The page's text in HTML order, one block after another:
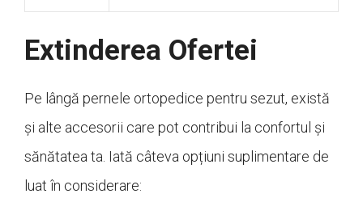
Extinderea Ofertei
Pe lângă pernele ortopedice pentru sezut, există
și alte accesorii care pot contribui la confortul și
sănătatea ta. Iată câteva opțiuni suplimentare de
luat în considerare: